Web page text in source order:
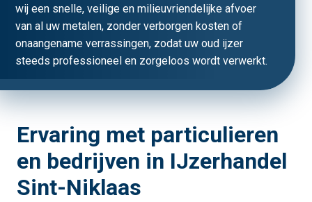
wij een snelle, veilige en milieuvriendelijke afvoer
van al uw metalen, zonder verborgen kosten of
onaangename verrassingen, zodat uw oud ijzer
steeds professioneel en zorgeloos wordt verwerkt.
Ervaring met particulieren
en bedrijven in IJzerhandel
Sint-Niklaas